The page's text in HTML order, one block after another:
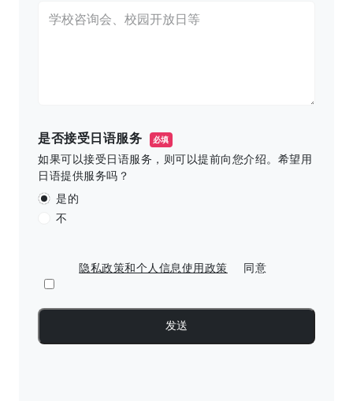
是否接受日语服务 必填
如果可以接受日语服务，则可以提前向您介绍。希望用
日语提供服务吗？
是的
不
隐私政策和个人信息使用政策 同意